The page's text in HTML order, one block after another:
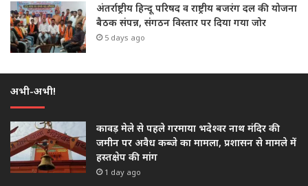
अंतर्राष्ट्रीय हिन्दू परिषद व राष्ट्रीय बजरंग दल की योजना
बैठक संपन्न, संगठन विस्तार पर दिया गया जोर
5 days ago
अभी-अभी!
कावड़ मेले से पहले गरमाया भदेश्वर नाथ मंदिर की
जमीन पर अवैध कब्जे का मामला, प्रशासन से मामले में
हस्तक्षेप की मांग
1 day ago